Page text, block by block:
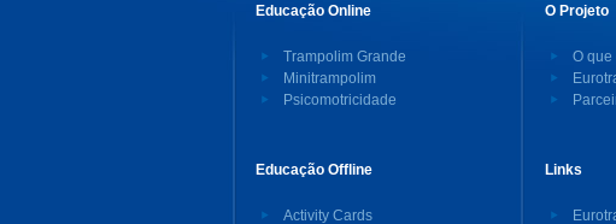
Educação Online
Trampolim Grande
Minitrampolim
Psicomotricidade
Educação Offline
Activity Cards
O Projeto
O que
Links